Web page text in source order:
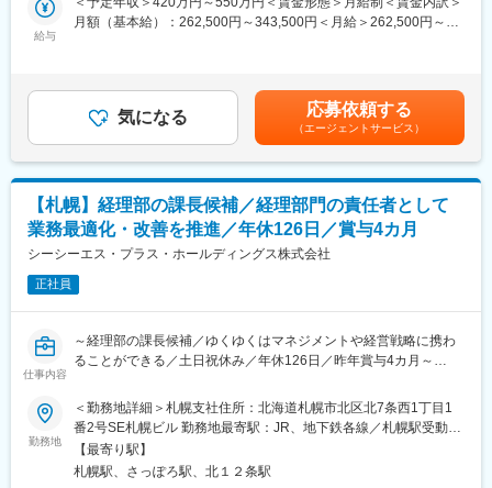
屋で自由に過ごしてもらうイメージです。（ビジネスホテルのよ
＼身につくスキル／
◆未経験から最先端のインフラエンジニアへ
今後も高い成長が期待されるデータセンター・通信インフラ分野
いる実感を得られます。
＼会社について／
ソフトバンク株式会社100％出資の安定した経営基盤を持ちま
す。通信インフラやDX推進を支える事業を通じて、社会に欠かせ
ないネットワーク基盤を構築。AI・IoTなど最先端技術を活用し、
革新的なソリューションで社会づくりに挑戦中！
変更の範囲：会社の定める業務
していきます。既存の仕組みをそのまま踏襲するのではなく、現
状に合った形へブラッシュアップしていくことが期待されるた
また、チーム内での業務分担や進捗管理を行いながら、将来的に
はメンバー育成やマネジメントにも関わっていくことを想定して
います。人事として組織全体を俯瞰し、関係者と調整しながら前
・人事業務全般における管理
・人事制度のブラッシュアップ
・教育コンテンツの選定
・社員の働きがい向上のための施策の立案～実施 等
・メンバーマネジメント
■配属先情報：
・人事チーム：3名
■キャリアパス：
人事ジェネラリストとして企画・運用の幅を広げていくほか、将
来的にはマネジメントや組織づくりの中核を担う役割を目指すこ
とも可能です。志向や適性に応じたキャリア形成が描けます。
給与
月額（基本給）：262,500円～343,500円＜月給＞262,500円～
支給中）・資格手当賃金はあくまでも目安の金額であり、選考を
通じて上下する可能性があります。月給(月額)は固定手当を含めた
気になる 応募依頼する
（エージェントサービス）
【札幌】経理部の課長候補／経理部門の責任者として
業務最適化・改善を推進／年休126日／賞与4カ月
シーシーエス・プラス・ホールディングス株式会社
正社員
仕事内容
～経理部の課長候補／ゆくゆくはマネジメントや経営戦略に携わ
ることができる／土日祝休み／年休126日／昨年賞与4カ月～
■募集背景
自治体向けシステムや学校向けシステムを手掛ける当社におい
て、現在の執行役員兼部長の後任となる人材を採用するための募
集となります。
まずは、課長を目指して頂き現在の部長の下で経験を積んで頂き
勤務地
＜勤務地詳細＞札幌支社住所：北海道札幌市北区北7条西1丁目1
番2号SE札幌ビル 勤務地最寄駅：JR、地下鉄各線／札幌駅受動喫
煙対策：屋内全面禁煙変更の範囲：会社の定める事業所
【最寄り駅】
札幌駅、さっぽろ駅、北１２条駅